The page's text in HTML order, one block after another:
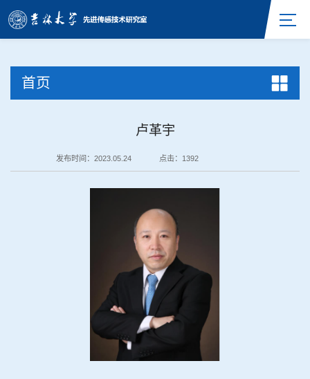
首页
卢革宇
发布时间：2023.05.24 点击： 1392